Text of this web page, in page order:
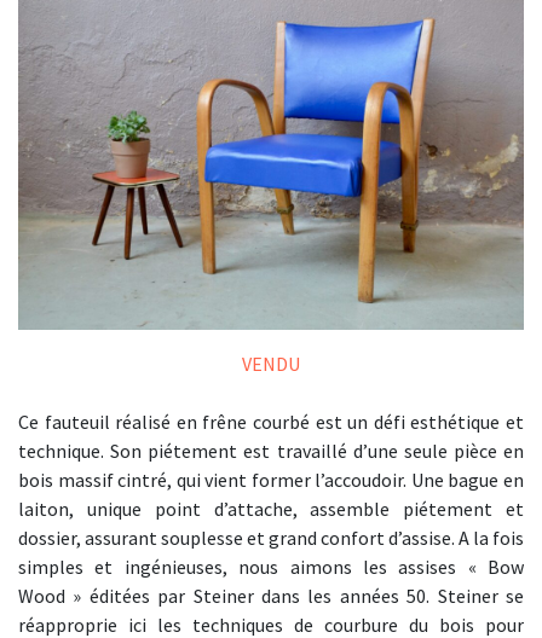
VENDU
Ce fauteuil réalisé en frêne courbé est un défi esthétique et
technique. Son piétement est travaillé d’une seule pièce en
bois massif cintré, qui vient former l’accoudoir. Une bague en
laiton, unique point d’attache, assemble piétement et
dossier, assurant souplesse et grand confort d’assise. A la fois
simples et ingénieuses, nous aimons les assises « Bow
Wood » éditées par Steiner dans les années 50. Steiner se
réapproprie ici les techniques de courbure du bois pour